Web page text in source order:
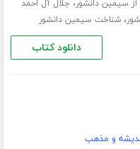
سیمین دانشور، جلال آل احمد
،شناخت سیمین دانشور
دانلود کتاب
و مذهب